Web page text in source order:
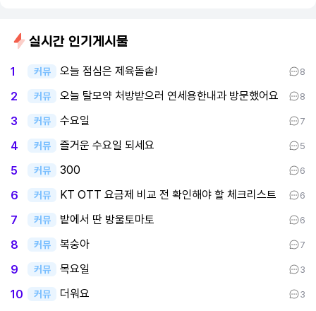
실시간 인기게시물
1 커뮤 오늘 점심은 제육돌솥! 8
2 커뮤 오늘 탈모약 처방받으러 연세용한내과 방문했어요 8
3 커뮤 수요일 7
4 커뮤 즐거운 수요일 되세요 5
5 커뮤 300 6
6 커뮤 KT OTT 요금제 비교 전 확인해야 할 체크리스트 6
7 커뮤 밭에서 딴 방울토마토 6
8 커뮤 복숭아 7
9 커뮤 목요일 3
10 커뮤 더워요 3